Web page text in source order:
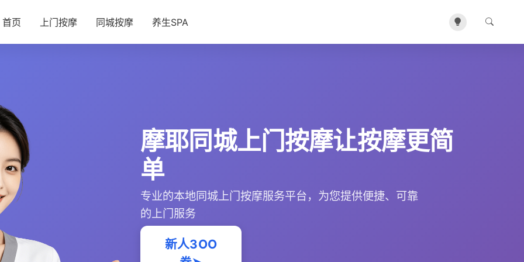
首页 上门按摩 同城按摩 养生SPA
摩耶同城上门按摩让按摩更简
单
专业的本地同城上门按摩服务平台，为您提供便捷、可靠
的上门服务
新人3OO